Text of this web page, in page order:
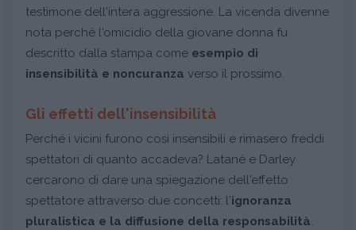
testimone dell'intera aggressione. La vicenda divenne
nota perchè l'omicidio della giovane donna fu
descritto dalla stampa come esempio di
insensibilità e noncuranza verso il prossimo.
Gli effetti dell'insensibilità
Perché i vicini furono così insensibili e rimasero freddi
spettatori di quanto accadeva? Latanè e Darley
cercarono di dare una spiegazione dell'effetto
spettatore attraverso due concetti: l'ignoranza
pluralistica e la diffusione della responsabilità.